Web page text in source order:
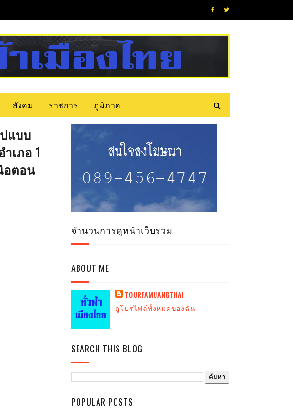
สังคม ราชการ ภูมิภาค
แบบ
เภอ 1
อตอน
จำนวนการดูหน้าเว็บรวม
ABOUT ME
TOURFAMUANGTHAI
ดูโปรไฟล์ทั้งหมดของฉัน
SEARCH THIS BLOG
POPULAR POSTS